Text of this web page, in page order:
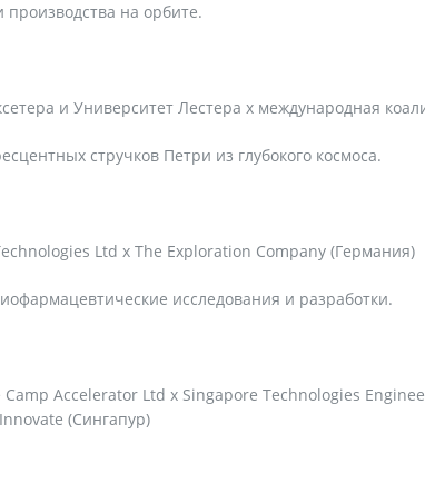
производства на орбите.
и Университет Лестера x международная
стручков Петри из глубокого космоса.
Ltd x The Exploration Company (Германия)
исследования и разработки.
Camp Accelerator Ltd x Singapore Technologies
(Сингапур)